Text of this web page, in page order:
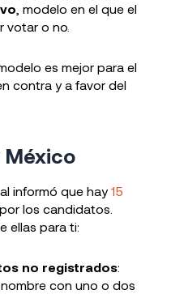
, modelo en el que el
votar o no.
es mejor para el
contra y a favor del
México
informó que hay15
por los candidatos.
ellas para ti:
no registrados:
con uno o dos